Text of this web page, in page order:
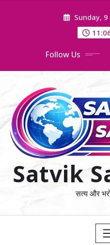
Sunday,
Follow Us
Satvik
सत्य और